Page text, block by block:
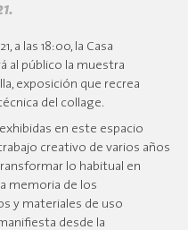
a las 18:00, la Casa
al público la muestra
exposición que recrea
del collage.
en este espacio
creativo de varios años
lo habitual en
memoria de los
y materiales de uso
desde la